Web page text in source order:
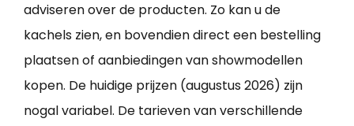
adviseren over de producten. Zo kan u de
kachels zien, en bovendien direct een bestelling
plaatsen of aanbiedingen van showmodellen
kopen. De huidige prijzen (augustus 2026) zijn
nogal variabel. De tarieven van verschillende